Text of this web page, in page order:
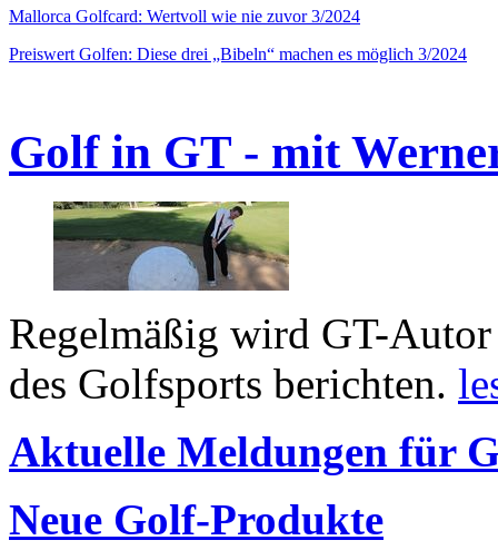
Mallorca Golfcard: Wertvoll wie nie zuvor 3/2024
Preiswert Golfen: Diese drei „Bibeln“ machen es möglich 3/2024
Golf in GT - mit
Regelmäßig wird GT-
des Golfsports berichten.
Aktuelle Meldungen für
Neue Golf-Produkte